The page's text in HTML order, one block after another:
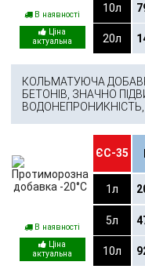
В наявності
10л
20л
КОЛЬМАТУЮЧА
БЕТОНІВ, ЗНАЧНО
В наявності
ЄС-35
1л
5л
10л